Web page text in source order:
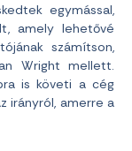
egymással,
amely lehetővé
számítson,
Wright mellett.
is követi a cég
irányról, amerre a